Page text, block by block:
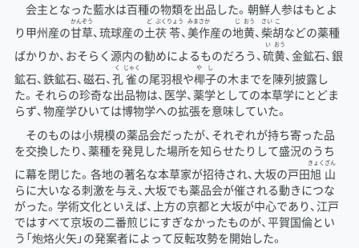
会主となった藍水は百種の物類を出品した。朝鮮人参はもとよ
り甲州産の甘草
かんぞう
、琉球産の土
ど
茯
ぶく
苓
りょう
、美作
みまさか
産の地
じ
黄
おう
、柴
さい
胡
こ
などの薬種
ばかりか、おそらく源内の勧めによるものだろう、硫
い
黄
おう
、金鉱石、銀
鉱石、鉄鉱石、磁石、孔
く
雀
じゃく
の尾羽根や椰子
やし
の木までを陳列披露し
た。それらの珍奇な出品物は、医学、薬学としての本草学にとどま
らず、物産学ひいては博物学への拡張を意味していた。
そのものは小規模の薬品会だったが、それぞれが持ち寄った品
を交換したり、薬種を発見した場所を知らせたりして盛況のうち
に幕を閉じた。各地の著名な本草家が招待され、大坂の戸田旭
きょく
山
ざん
らに大いなる刺激を与え、大坂でも薬品会が催される動きにつな
がった。学術文化といえば、上方の京都と大坂が中心であり、江戸
ではすべて京坂の二番煎じにすぎなかったものが、平賀国倫とい
う「炮烙火矢」の発案者によって反転攻勢を開始した。